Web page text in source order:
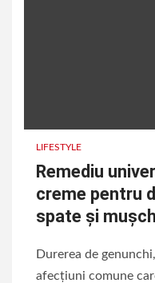
LIFESTYLE
Remediu
creme pentru
spate și
Durerea de
afecțiuni comune